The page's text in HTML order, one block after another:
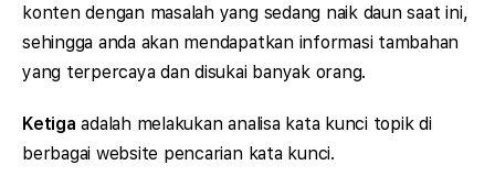
konten dengan masalah yang sedang naik daun saat ini,
sehingga anda akan mendapatkan informasi tambahan
yang terpercaya dan disukai banyak orang.
Ketiga adalah melakukan analisa kata kunci topik di
berbagai website pencarian kata kunci.